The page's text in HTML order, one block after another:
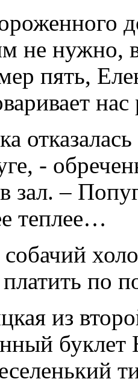
не нужно,
пять,
-
зал. –
теплее…
по
из
буклет